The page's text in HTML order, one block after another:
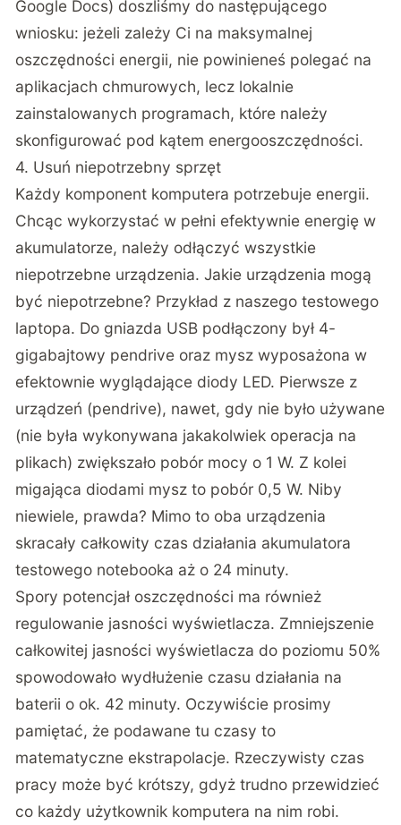
Google Docs) doszliśmy do następującego
wniosku: jeżeli zależy Ci na maksymalnej
oszczędności energii, nie powinieneś polegać na
aplikacjach chmurowych, lecz lokalnie
zainstalowanych programach, które należy
skonfigurować pod kątem energooszczędności.
4. Usuń niepotrzebny sprzęt
Każdy komponent komputera potrzebuje energii.
Chcąc wykorzystać w pełni efektywnie energię w
akumulatorze, należy odłączyć wszystkie
niepotrzebne urządzenia. Jakie urządzenia mogą
być niepotrzebne? Przykład z naszego testowego
laptopa. Do gniazda USB podłączony był 4-
gigabajtowy pendrive oraz mysz wyposażona w
efektownie wyglądające diody LED. Pierwsze z
urządzeń (pendrive), nawet, gdy nie było używane
(nie była wykonywana jakakolwiek operacja na
plikach) zwiększało pobór mocy o 1 W. Z kolei
migająca diodami mysz to pobór 0,5 W. Niby
niewiele, prawda? Mimo to oba urządzenia
skracały całkowity czas działania akumulatora
testowego notebooka aż o 24 minuty.
Spory potencjał oszczędności ma również
regulowanie jasności wyświetlacza. Zmniejszenie
całkowitej jasności wyświetlacza do poziomu 50%
spowodowało wydłużenie czasu działania na
baterii o ok. 42 minuty. Oczywiście prosimy
pamiętać, że podawane tu czasy to
matematyczne ekstrapolacje. Rzeczywisty czas
pracy może być krótszy, gdyż trudno przewidzieć
co każdy użytkownik komputera na nim robi.